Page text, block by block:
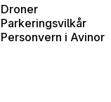
Droner
Parkeringsvilkår
Personvern i Avinor